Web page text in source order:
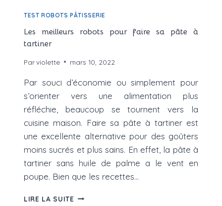
TEST ROBOTS PÂTISSERIE
Les meilleurs robots pour faire sa pâte à
tartiner
Parviolette mars 10, 2022
Par souci d’économie ou simplement pour
s’orienter vers une alimentation plus
réfléchie, beaucoup se tournent vers la
cuisine maison. Faire sa pâte à tartiner est
une excellente alternative pour des goûters
moins sucrés et plus sains. En effet, la pâte à
tartiner sans huile de palme a le vent en
poupe. Bien que les recettes…
LIRE LA SUITE LES